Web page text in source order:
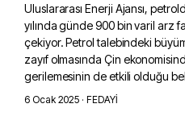
Uluslararası Enerji Ajansı,
yılında günde 900 bin varil arz
çekiyor. Petrol talebindeki
zayıf olmasında Çin
gerilemesinin de etkili olduğu
6 Ocak 2025 · FEDAYİ